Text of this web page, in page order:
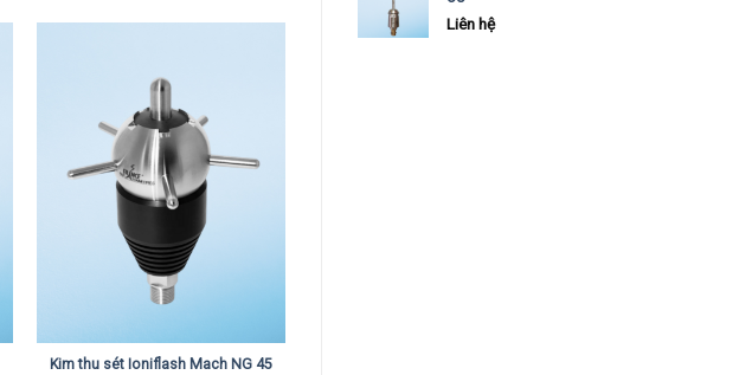
Liên hệ
Kim thu sét Ioniflash Mach NG 45